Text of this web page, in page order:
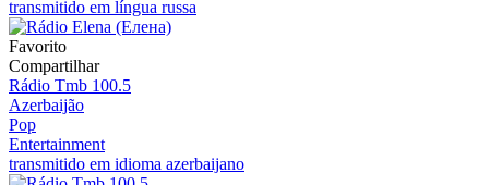
transmitido em língua russa
Favorito
Compartilhar
Rádio Tmb 100.5
Azerbaijão
Pop
Entertainment
transmitido em idioma azerbaijano